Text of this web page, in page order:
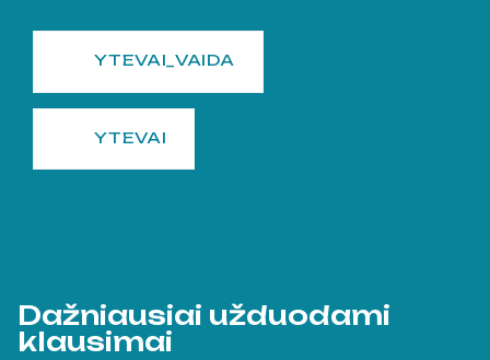
YTEVAI_VAIDA
YTEVAI
Dažniausiai užduodami
klausimai